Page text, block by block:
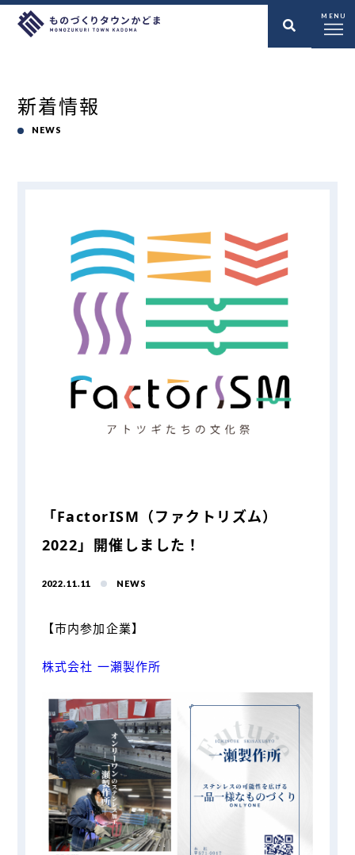
MENU
新着情報
NEWS
「FactorISM（ファクトリズム）
2022」開催しました！
2022.11.11 NEWS
【市内参加企業】
株式会社 一瀬製作所